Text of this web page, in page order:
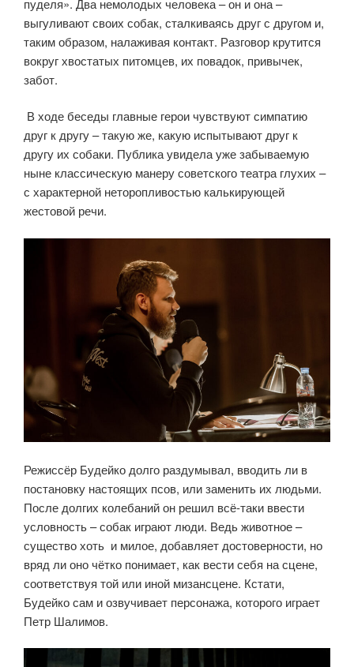
выгуливают своих собак, сталкиваясь друг с другом и,
таким образом, налаживая контакт. Разговор крутится
вокруг хвостатых питомцев, их повадок, привычек,
забот.
В ходе беседы главные герои чувствуют симпатию
друг к другу – такую же, какую испытывают друг к
другу их собаки. Публика увидела уже забываемую
ныне классическую манеру советского театра глухих –
с характерной неторопливостью калькирующей
жестовой речи.
Режиссёр Будейко долго раздумывал, вводить ли в
постановку настоящих псов, или заменить их людьми.
После долгих колебаний он решил всё-таки ввести
условность – собак играют люди. Ведь животное –
существо хоть и милое, добавляет достоверности, но
вряд ли оно чётко понимает, как вести себя на сцене,
соответствуя той или иной мизансцене. Кстати,
Будейко сам и озвучивает персонажа, которого играет
Петр Шалимов.